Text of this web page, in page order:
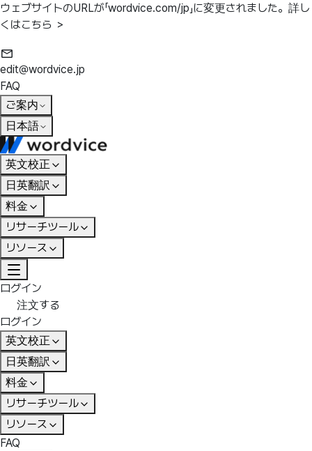
ウェブサイトのURLが「wordvice.com/jp」に変更されました。 詳し
くはこちら ＞
edit@wordvice.jp
FAQ
ご案内
日本語
英文校正
日英翻訳
料金
リサーチツール
リソース
ログイン
注文する
ログイン
英文校正
日英翻訳
料金
リサーチツール
リソース
FAQ